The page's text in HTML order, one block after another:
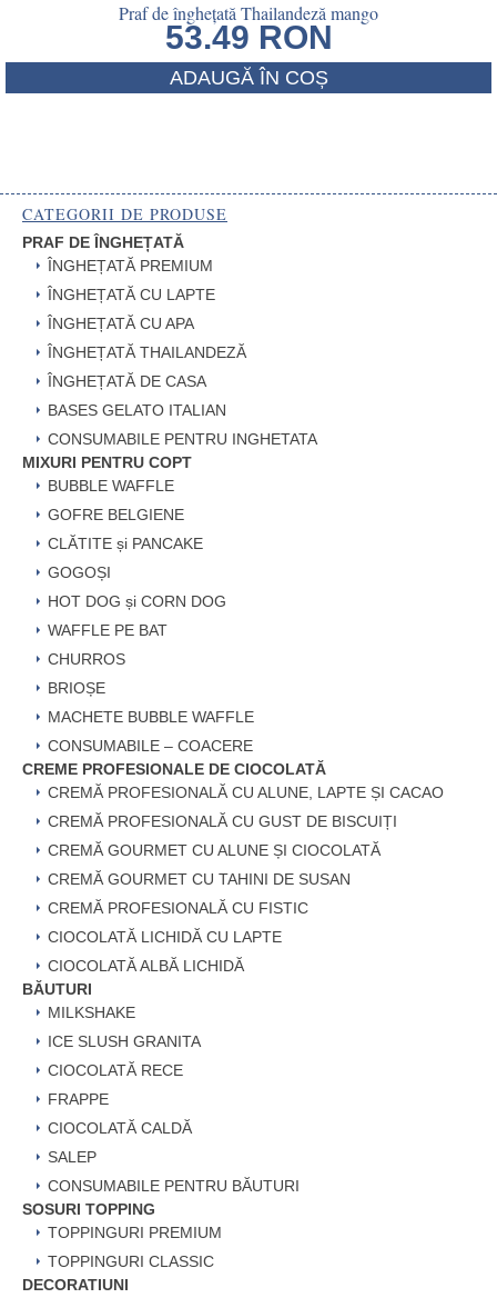
Praf de înghețată Thailandeză mango
53.49 RON
ADAUGĂ ÎN COȘ
CATEGORII DE PRODUSE
PRAF DE ÎNGHEȚATĂ
ÎNGHEȚATĂ PREMIUM
ÎNGHEȚATĂ CU LAPTE
ÎNGHEȚATĂ CU APA
ÎNGHEȚATĂ THAILANDEZĂ
ÎNGHEȚATĂ DE CASA
BASES GELATO ITALIAN
CONSUMABILE PENTRU INGHETATA
MIXURI PENTRU COPT
BUBBLE WAFFLE
GOFRE BELGIENE
CLĂTITE și PANCAKE
GOGOȘI
HOT DOG și CORN DOG
WAFFLE PE BAT
CHURROS
BRIOȘE
MACHETE BUBBLE WAFFLE
CONSUMABILE – COACERE
CREME PROFESIONALE DE CIOCOLATĂ
CREMĂ PROFESIONALĂ CU ALUNE, LAPTE ȘI CACAO
CREMĂ PROFESIONALĂ CU GUST DE BISCUIȚI
CREMĂ GOURMET CU ALUNE ȘI CIOCOLATĂ
CREMĂ GOURMET CU TAHINI DE SUSAN
CREMĂ PROFESIONALĂ CU FISTIC
CIOCOLATĂ LICHIDĂ CU LAPTE
CIOCOLATĂ ALBĂ LICHIDĂ
BĂUTURI
MILKSHAKE
ICE SLUSH GRANITA
CIOCOLATĂ RECE
FRAPPE
CIOCOLATĂ CALDĂ
SALEP
CONSUMABILE PENTRU BĂUTURI
SOSURI TOPPING
TOPPINGURI PREMIUM
TOPPINGURI CLASSIC
DECORATIUNI